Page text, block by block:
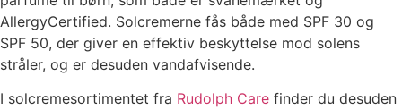
AllergyCertified. Solcremerne fås både med SPF 30 og
SPF 50, der giver en effektiv beskyttelse mod solens
stråler, og er desuden vandafvisende.
I solcremesortimentet fra Rudolph Care finder du desuden